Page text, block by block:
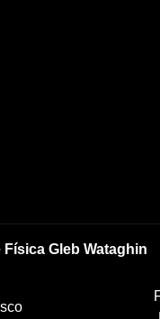
Gleb Wataghin